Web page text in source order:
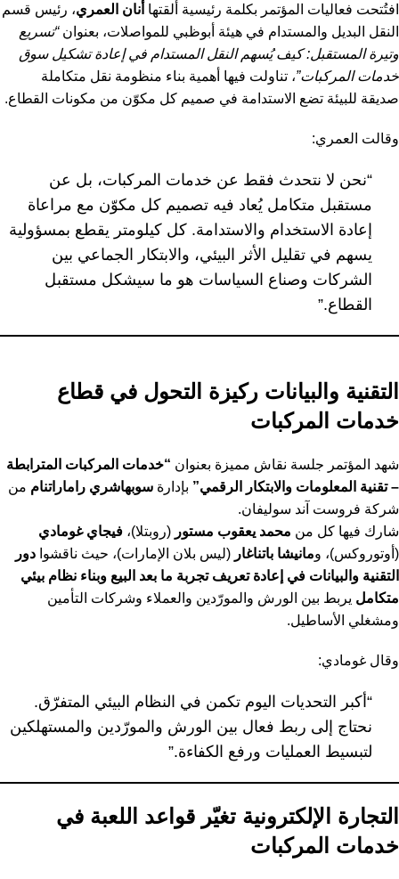
افتُتحت فعاليات المؤتمر بكلمة رئيسية ألقتها أنان العمري، رئيس قسم
النقل البديل والمستدام في هيئة أبوظبي للمواصلات، بعنوان“تسريع
وتيرة المستقبل: كيف يُسهم النقل المستدام في إعادة تشكيل سوق
خدمات المركبات”، تناولت فيها أهمية بناء منظومة نقل متكاملة
صديقة للبيئة تضع الاستدامة في صميم كل مكوّن من مكونات القطاع.
وقالت العمري:
“نحن لا نتحدث فقط عن خدمات المركبات، بل عن
مستقبل متكامل يُعاد فيه تصميم كل مكوّن مع مراعاة
إعادة الاستخدام والاستدامة. كل كيلومتر يقطع بمسؤولية
يسهم في تقليل الأثر البيئي، والابتكار الجماعي بين
الشركات وصناع السياسات هو ما سيشكل مستقبل
القطاع.”
التقنية والبيانات ركيزة التحول في قطاع
خدمات المركبات
شهد المؤتمر جلسة نقاش مميزة بعنوان “خدمات المركبات المترابطة
– تقنية المعلومات والابتكار الرقمي” بإدارة سوبهاشري راماراتنام من
شركة فروست آند سوليفان.
شارك فيها كل من محمد يعقوب مستور (روبتلا)، فيجاي غومادي
(أوتوروكس)، ومانيشا باتناغار (ليس بلان الإمارات)، حيث ناقشوا دور
التقنية والبيانات في إعادة تعريف تجربة ما بعد البيع وبناء نظام بيئي
متكامل يربط بين الورش والمورّدين والعملاء وشركات التأمين
ومشغلي الأساطيل.
وقال غومادي:
“أكبر التحديات اليوم تكمن في النظام البيئي المتفرّق.
نحتاج إلى ربط فعال بين الورش والمورّدين والمستهلكين
لتبسيط العمليات ورفع الكفاءة.”
التجارة الإلكترونية تغيّر قواعد اللعبة في
خدمات المركبات